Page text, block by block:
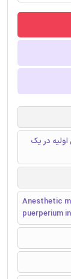
در یک
Anesthetic
puerperium